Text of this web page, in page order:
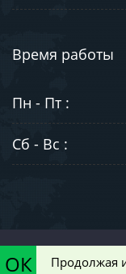
Время работы
Пн - Пт :
Сб - Вс :
ознакомительный
ОК Продолжая